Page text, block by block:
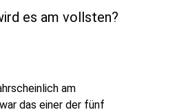
es am vollsten?
am
das einer der fünf